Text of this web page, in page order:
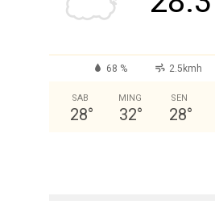
68 % 2.5kmh
SAB
28°
MING
32°
SEN
28°